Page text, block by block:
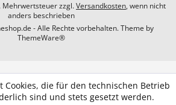
Mehrwertsteuer zzgl.Versandkosten, wenn nicht
anders beschrieben
- Alle Rechte vorbehalten. Theme by
ThemeWare®
Cookies, die für den technischen Betrieb
sind und stets gesetzt werden.